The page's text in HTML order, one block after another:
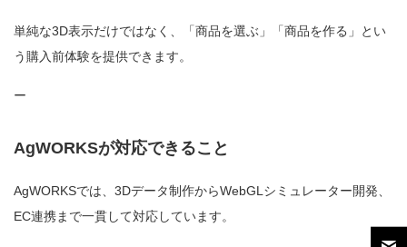
単純な3D表示だけではなく、「商品を選ぶ」「商品を作る」とい
う購入前体験を提供できます。
ー
AgWORKSが対応できること
AgWORKSでは、3Dデータ制作からWebGLシミュレーター開発、
EC連携まで一貫して対応しています。